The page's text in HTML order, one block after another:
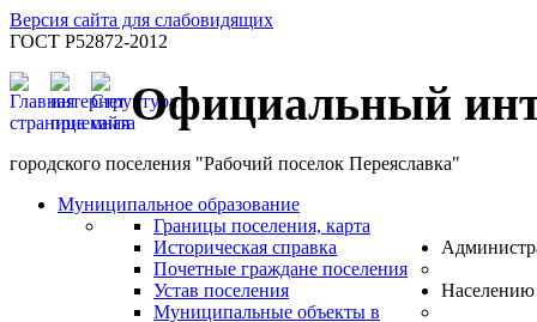
Версия сайта для слабовидящих
ГОСТ Р52872-2012
Официальный
городского поселения "Рабочий поселок Переяславка"
Муниципальное образование
Границы поселения, карта
Историческая справка
Почетные граждане поселения
Устав поселения
Муниципальные объекты в
Населению